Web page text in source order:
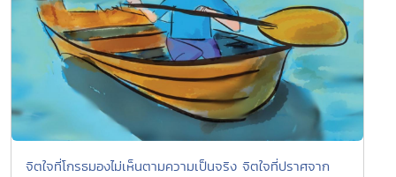
จิตใจที่โกรธมองไม่เห็นตามความเป็นจริง จิตใจที่ปราศจาก